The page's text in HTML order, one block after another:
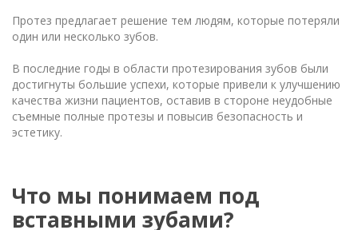
Протез предлагает решение тем людям, которые потеряли
один или несколько зубов.
В последние годы в области протезирования зубов были
достигнуты большие успехи, которые привели к улучшению
качества жизни пациентов, оставив в стороне неудобные
съемные полные протезы и повысив безопасность и
эстетику.
Что мы понимаем под
вставными зубами?